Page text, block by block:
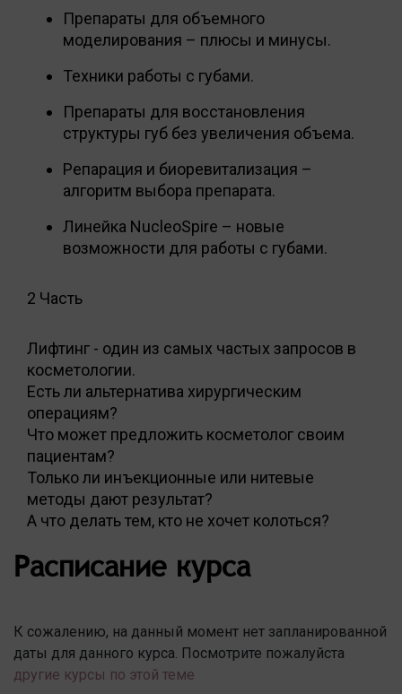
Препараты для объемного
моделирования – плюсы и минусы.
Техники работы с губами.
Препараты для восстановления
структуры губ без увеличения объема.
Репарация и биоревитализация –
алгоритм выбора препарата.
Линейка NucleoSpire – новые
возможности для работы с губами.
2 Часть
Лифтинг - один из самых частых запросов в
косметологии.
Есть ли альтернатива хирургическим
операциям?
Что может предложить косметолог своим
пациентам?
Только ли инъекционные или нитевые
методы дают результат?
А что делать тем, кто не хочет колоться?
Расписание курса
К сожалению, на данный момент нет запланированной
даты для данного курса. Посмотрите пожалуйста
другие курсы по этой теме